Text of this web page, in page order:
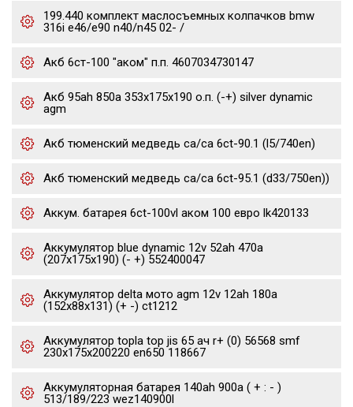
199.440 комплект маслосъемных колпачков bmw
316i e46/e90 n40/n45 02- /
Акб 6ст-100 "аком" п.п. 4607034730147
Акб 95ah 850a 353x175x190 о.п. (-+) silver dynamic
agm
Акб тюменский медведь ca/ca 6ct-90.1 (l5/740en)
Акб тюменский медведь ca/ca 6ct-95.1 (d33/750en))
Аккум. батарея 6ct-100vl аком 100 евро lk420133
Аккумулятор blue dynamic 12v 52ah 470a
(207x175x190) (- +) 552400047
Аккумулятор delta мото agm 12v 12ah 180a
(152x88x131) (+ -) ct1212
Аккумулятор topla top jis 65 ач r+ (0) 56568 smf
230x175x200220 en650 118667
Аккумуляторная батарея 140ah 900a ( + : - )
513/189/223 wez140900l